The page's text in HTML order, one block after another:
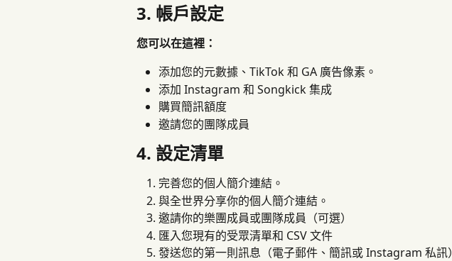
3. 帳戶設定
您可以在這裡：
添加您的元數據、TikTok 和 GA 廣告像素。
添加 Instagram 和 Songkick 集成
購買簡訊額度
邀請您的團隊成員
4. 設定清單
完善您的個人簡介連結。
與全世界分享你的個人簡介連結。
邀請你的樂團成員或團隊成員（可選）
匯入您現有的受眾清單和 CSV 文件
發送您的第一則訊息（電子郵件、簡訊或 Instagram 私訊）